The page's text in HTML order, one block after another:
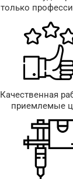
только
Качественная
приемлемые